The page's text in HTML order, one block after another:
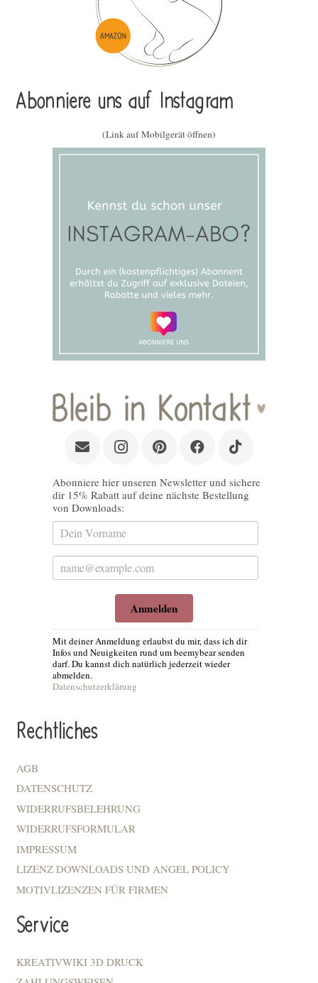
Abonniere uns auf Instagram
(Link auf Mobilgerät öffnen)
Abonniere hier unseren Newsletter und sichere
dir 15% Rabatt auf deine nächste Bestellung
von Downloads:
Anmelden
Mit deiner Anmeldung erlaubst du mir, dass ich dir
Infos und Neuigkeiten rund um beemybear senden
darf. Du kannst dich natürlich jederzeit wieder
abmelden.
Datenschutzerklärung
Rechtliches
AGB
DATENSCHUTZ
WIDERRUFSBELEHRUNG
WIDERRUFSFORMULAR
IMPRESSUM
LIZENZ DOWNLOADS UND ANGEL POLICY
MOTIVLIZENZEN FÜR FIRMEN
Service
KREATIVWIKI 3D DRUCK